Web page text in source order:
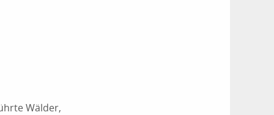
Wälder,